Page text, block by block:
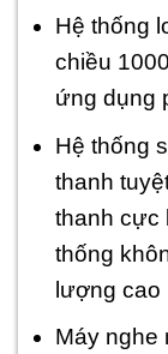
Hệ thống
chiều
ứng dụng
Hệ thống
thanh
thanh cực
thống
lượng cao
Máy nghe